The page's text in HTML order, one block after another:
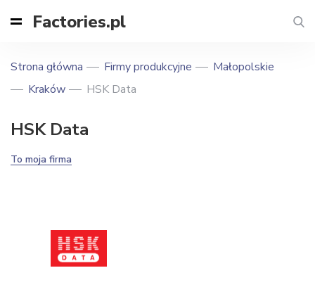
Factories.pl
Strona główna Firmy produkcyjne
Małopolskie
Kraków
HSK Data
HSK Data
To moja firma